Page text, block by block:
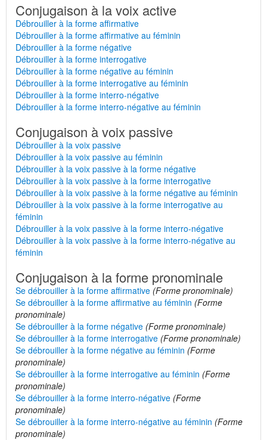
Conjugaison à la voix active
Débrouiller à la forme affirmative
Débrouiller à la forme affirmative au féminin
Débrouiller à la forme négative
Débrouiller à la forme interrogative
Débrouiller à la forme négative au féminin
Débrouiller à la forme interrogative au féminin
Débrouiller à la forme interro-négative
Débrouiller à la forme interro-négative au féminin
Conjugaison à voix passive
Débrouiller à la voix passive
Débrouiller à la voix passive au féminin
Débrouiller à la voix passive à la forme négative
Débrouiller à la voix passive à la forme interrogative
Débrouiller à la voix passive à la forme négative au féminin
Débrouiller à la voix passive à la forme interrogative au
féminin
Débrouiller à la voix passive à la forme interro-négative
Débrouiller à la voix passive à la forme interro-négative au
féminin
Conjugaison à la forme pronominale
Se débrouiller à la forme affirmative (Forme pronominale)
Se débrouiller à la forme affirmative au féminin (Forme
pronominale)
Se débrouiller à la forme négative (Forme pronominale)
Se débrouiller à la forme interrogative (Forme pronominale)
Se débrouiller à la forme négative au féminin (Forme
pronominale)
Se débrouiller à la forme interrogative au féminin (Forme
pronominale)
Se débrouiller à la forme interro-négative (Forme
pronominale)
Se débrouiller à la forme interro-négative au féminin (Forme
pronominale)